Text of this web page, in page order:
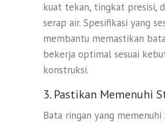
kuat tekan, tingkat presisi,
serap air. Spesifikasi yang
membantu memastikan
bekerja optimal sesuai
konstruksi.
3. Pastikan Memenuhi
Bata ringan yang memenuhi